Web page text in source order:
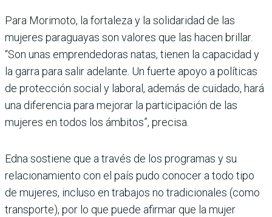
Para Morimoto, la fortaleza y la solidaridad de las
mujeres paraguayas son valores que las hacen brillar.
“Son unas emprendedoras natas, tienen la capacidad y
la garra para salir adelante. Un fuerte apoyo a políticas
de protección social y laboral, además de cuidado, hará
una diferencia para mejorar la participación de las
mujeres en todos los ámbitos”, precisa.
Edna sostiene que a través de los programas y su
relacionamiento con el país pudo conocer a todo tipo
de mujeres, incluso en trabajos no tradicionales (como
transporte), por lo que puede afirmar que la mujer